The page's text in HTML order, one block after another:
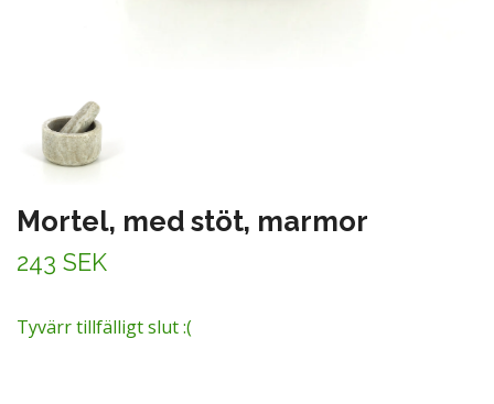
Mortel, med stöt, marmor
243 SEK
Tyvärr tillfälligt slut :(